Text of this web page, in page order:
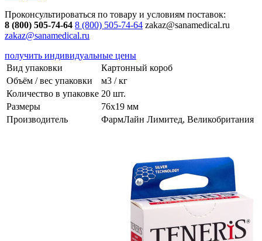
Проконсультироваться по товару и условиям поставок:
8 (800) 505-74-64 8 (800) 505-74-64 zakaz@sanamedical.ru
zakaz@sanamedical.ru
получить индивидуальные цены
Вид упаковки
Картонный короб
Объём / вес упаковки
м3 / кг
Количество в упаковке 20 шт.
Размеры
76х19 мм
Производитель
ФармЛайн Лимитед, Великобритания